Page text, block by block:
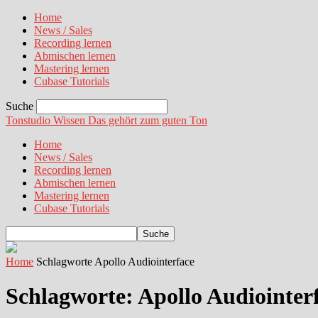
Home
News / Sales
Recording lernen
Abmischen lernen
Mastering lernen
Cubase Tutorials
Suche
Tonstudio Wissen Das gehört zum guten Ton
Home
News / Sales
Recording lernen
Abmischen lernen
Mastering lernen
Cubase Tutorials
Home Schlagworte Apollo Audiointerface
Schlagworte: Apollo